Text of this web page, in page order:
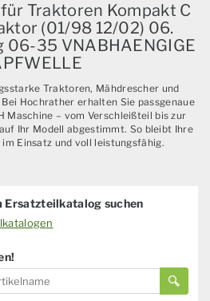
Traktoren Kompakt C
(01/98 12/02) 06.
35 VNABHAENGIGE
Traktoren, Mähdrescher und
Hochrather erhalten Sie passgenaue
Maschine – vom Verschleißteil bis zur
Ihr Modell abgestimmt. So bleibt Ihre
Einsatz und voll leistungsfähig.
Ersatzteilkatalog suchen